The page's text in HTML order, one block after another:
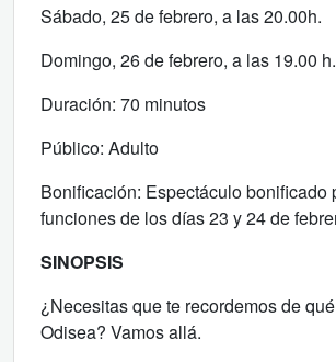
Sábado, 25 de febrero, a las 20.00h.
Domingo, 26 de febrero, a las 19.00 h.
Duración: 70 minutos
Público: Adulto
Bonificación: Espectáculo bonificado
funciones de los días 23 y 24 de
SINOPSIS
¿Necesitas que te recordemos de
Odisea? Vamos allá.